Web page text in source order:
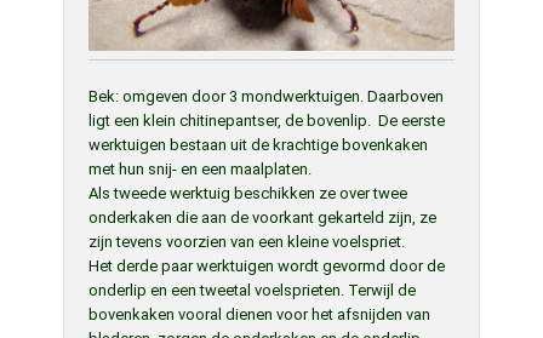
Bek: omgeven door 3 mondwerktuigen. Daarboven
ligt een klein chitinepantser, de bovenlip. De eerste
werktuigen bestaan uit de krachtige bovenkaken
met hun snij- en een maalplaten.
Als tweede werktuig beschikken ze over twee
onderkaken die aan de voorkant gekarteld zijn, ze
zijn tevens voorzien van een kleine voelspriet.
Het derde paar werktuigen wordt gevormd door de
onderlip en een tweetal voelsprieten. Terwijl de
bovenkaken vooral dienen voor het afsnijden van